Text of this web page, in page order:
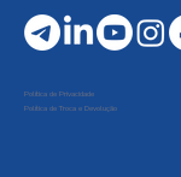
Política de Privacidade
Política de Troca e Devolução